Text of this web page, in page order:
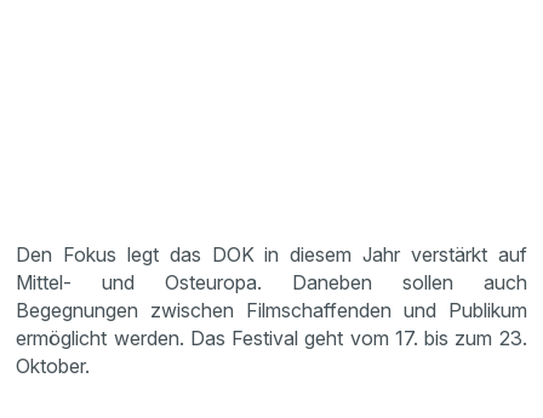
Den Fokus legt das DOK in diesem Jahr verstärkt auf
Mittel- und Osteuropa. Daneben sollen auch
Begegnungen zwischen Filmschaffenden und Publikum
ermöglicht werden. Das Festival geht vom 17. bis zum 23.
Oktober.